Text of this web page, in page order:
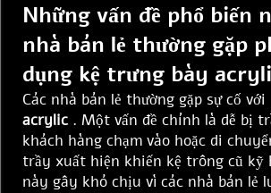
Những vấn đề phổ biến
nhà bán lẻ thường gặp
dụng kệ trưng bày
Các nhà bán lẻ thường gặp sự cố với
acrylic . Một vấn đề chính là dễ bị
khách hàng chạm vào hoặc di
trầy xuất hiện khiến kệ trông cũ kỹ
này gây khó chịu vì các nhà bán lẻ